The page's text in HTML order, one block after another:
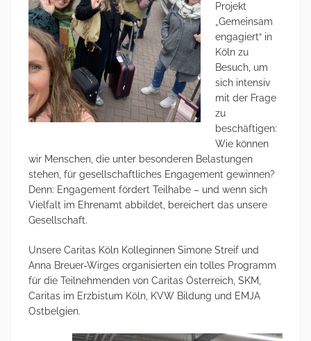
Projekt
„Gemeinsam
engagiert“ in
Köln zu
Besuch, um
sich intensiv
mit der Frage
zu
beschäftigen:
Wie können
wir Menschen, die unter besonderen Belastungen
stehen, für gesellschaftliches Engagement gewinnen?
Denn: Engagement fördert Teilhabe – und wenn sich
Vielfalt im Ehrenamt abbildet, bereichert das unsere
Gesellschaft.
Unsere Caritas Köln Kolleginnen Simone Streif und
Anna Breuer-Wirges organisierten ein tolles Programm
für die Teilnehmenden von Caritas Österreich, SKM,
Caritas im Erzbistum Köln, KVW Bildung und EMJA
Ostbelgien.